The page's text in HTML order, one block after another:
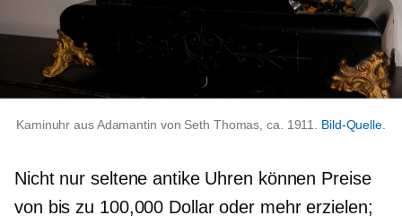
Kaminuhr aus Adamantin von Seth Thomas, ca. 1911. Bild-Quelle
Nicht nur seltene antike Uhren können Preise
von bis zu 100,000 Dollar oder mehr erzielen;